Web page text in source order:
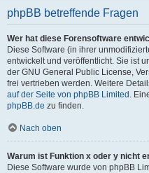
phpBB betreffende Fragen
Wer hat diese Forensoftware
Diese Software (in ihrer
entwickelt und veröffentlicht. Sie ist
der GNU General Public License,
frei vertrieben werden. Weitere
auf der Seite von phpBB Limited .
phpBB.de zu finden.
Nach oben
Warum ist Funktion x oder y nicht
Diese Software wurde von phpBB